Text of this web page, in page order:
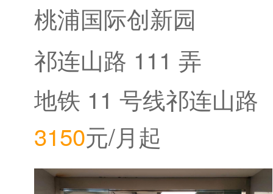
桃浦国际创新园
祁连山路 111 弄
地铁 11 号线祁连山路
站
3150元/月起